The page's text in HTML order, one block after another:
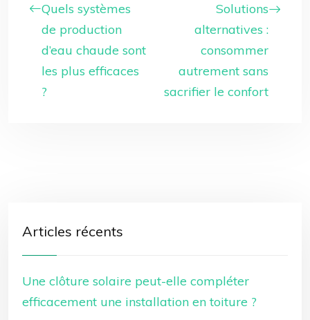
Quels systèmes
de production
d’eau chaude sont
les plus efficaces
?
Solutions
alternatives :
consommer
autrement sans
sacrifier le confort
Articles récents
Une clôture solaire peut-elle compléter
efficacement une installation en toiture ?